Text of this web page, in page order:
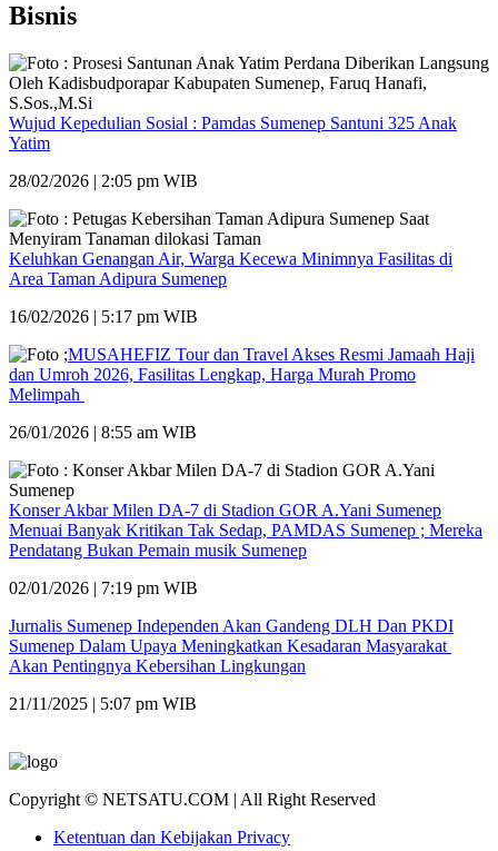
Bisnis
Wujud Kepedulian Sosial : Pamdas Sumenep Santuni 325 Anak
Yatim
28/02/2026 | 2:05 pm WIB
Keluhkan Genangan Air, Warga Kecewa Minimnya Fasilitas di
Area Taman Adipura Sumenep
16/02/2026 | 5:17 pm WIB
MUSAHEFIZ Tour dan Travel Akses Resmi Jamaah Haji
dan Umroh 2026, Fasilitas Lengkap, Harga Murah Promo
Melimpah
26/01/2026 | 8:55 am WIB
Konser Akbar Milen DA-7 di Stadion GOR A.Yani Sumenep
Menuai Banyak Kritikan Tak Sedap, PAMDAS Sumenep ; Mereka
Pendatang Bukan Pemain musik Sumenep
02/01/2026 | 7:19 pm WIB
Jurnalis Sumenep Independen Akan Gandeng DLH Dan PKDI
Sumenep Dalam Upaya Meningkatkan Kesadaran Masyarakat
Akan Pentingnya Kebersihan Lingkungan
21/11/2025 | 5:07 pm WIB
Copyright © NETSATU.COM | All Right Reserved
Ketentuan dan Kebijakan Privacy